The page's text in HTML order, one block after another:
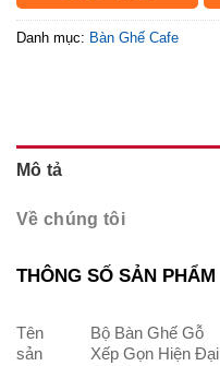
Danh mục: Bàn Ghế Cafe
Mô tả
Về chúng tôi
THÔNG SỐ SẢN PHẨM
Tên
sản
Bộ Bàn Ghế Gỗ
Xếp Gọn Hiện Đại